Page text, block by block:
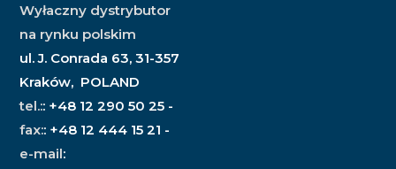
Wyłaczny dystrybutor
na rynku polskim
ul. J. Conrada 63, 31-357
Kraków, POLAND
tel.:: +48 12 290 50 25 -
fax:: +48 12 444 15 21 -
e-mail: